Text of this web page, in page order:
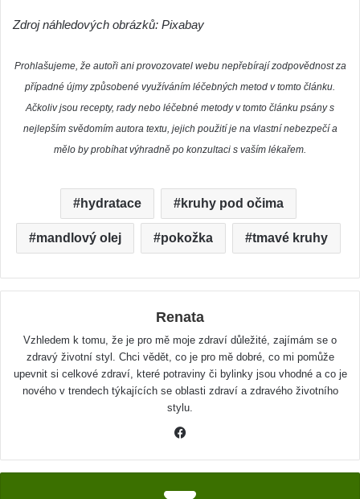
Zdroj náhledových obrázků: Pixabay
Prohlašujeme, že autoři ani provozovatel webu nepřebírají zodpovědnost za
případné újmy způsobené využíváním léčebných metod v tomto článku.
Ačkoliv jsou recepty, rady nebo léčebné metody v tomto článku psány s
nejlepším svědomím autora textu, jejich použití je na vlastní nebezpečí a
mělo by probíhat výhradně po konzultaci s vaším lékařem.
hydratace kruhy pod očima
mandlový olej pokožka tmavé kruhy
Renata
Vzhledem k tomu, že je pro mě moje zdraví důležité, zajímám se o
zdravý životní styl. Chci vědět, co je pro mě dobré, co mi pomůže
upevnit si celkové zdraví, které potraviny či bylinky jsou vhodné a co je
nového v trendech týkajících se oblasti zdraví a zdravého životního
stylu.
c
e